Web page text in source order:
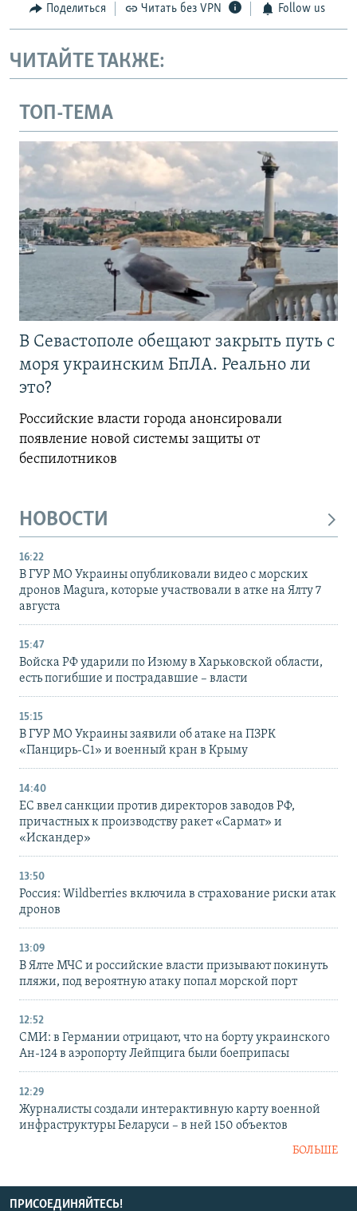
Поделиться Читать без VPN Follow us
ЧИТАЙТЕ ТАКЖЕ:
ТОП-ТЕМА
В Севастополе обещают закрыть путь с
моря украинским БпЛА. Реально ли
это?
Российские власти города анонсировали
появление новой системы защиты от
беспилотников
НОВОСТИ
16:22
В ГУР МО Украины опубликовали видео с морских
дронов Magura, которые участвовали в атке на Ялту 7
августа
15:47
Войска РФ ударили по Изюму в Харьковской области,
есть погибшие и пострадавшие – власти
15:15
В ГУР МО Украины заявили об атаке на ПЗРК
«Панцирь-С1» и военный кран в Крыму
14:40
ЕС ввел санкции против директоров заводов РФ,
причастных к производству ракет «Сармат» и
«Искандер»
13:50
Россия: Wildberries включила в страхование риски атак
дронов
13:09
В Ялте МЧС и российские власти призывают покинуть
пляжи, под вероятную атаку попал морской порт
12:52
СМИ: в Германии отрицают, что на борту украинского
Ан-124 в аэропорту Лейпцига были боеприпасы
12:29
Журналисты создали интерактивную карту военной
инфраструктуры Беларуси – в ней 150 объектов
БОЛЬШЕ
ПРИСОЕДИНЯЙТЕСЬ!